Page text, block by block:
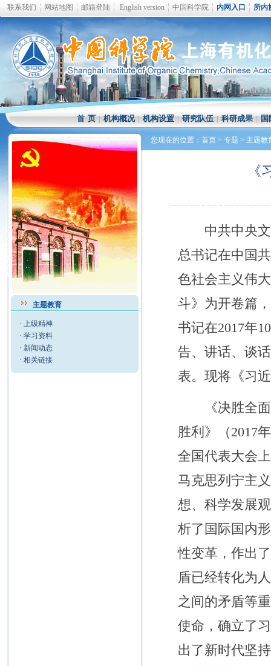
联系我们 网站地图 邮箱登陆 English version 中国科学院 内网入口 所内
首 页 | 机构概况 | 机构设置 | 研究队伍 | 科研成果 | 国
主题教育
· 上级精神
· 学习资料
· 新闻动态
· 相关链接
您现在的位置： 首页 > 专题 > 主题教
中共中央
总书记在中国
色社会主义伟
斗》为开卷篇
书记在2017年
告、讲话、谈
表。现将《习
《决胜全面
胜利》（2017
全国代表大会
马克思列宁主
想、科学发展
析了国际国内
性变革，作出
盾已经转化为
之间的矛盾等
使命，确立了
出了新时代坚